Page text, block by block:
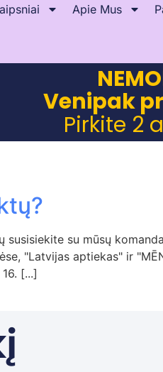
Apie Mus
Venipak
Pirkite 2
su mūsų
"Latvijas aptiekas" ir
[...]